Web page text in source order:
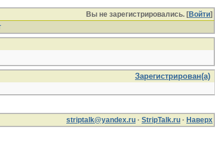
Вы не зарегистрировались. [Войти]
Зарегистрирован(а)
striptalk@yandex.ru · StripTalk.ru · Наверх